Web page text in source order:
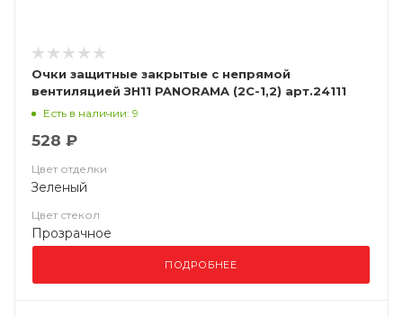
Очки защитные закрытые с непрямой
вентиляцией ЗН11 PANORAMA (2С-1,2) арт.24111
Есть в наличии: 9
528 ₽
Цвет отделки
Зеленый
Цвет стекол
Прозрачное
ПОДРОБНЕЕ